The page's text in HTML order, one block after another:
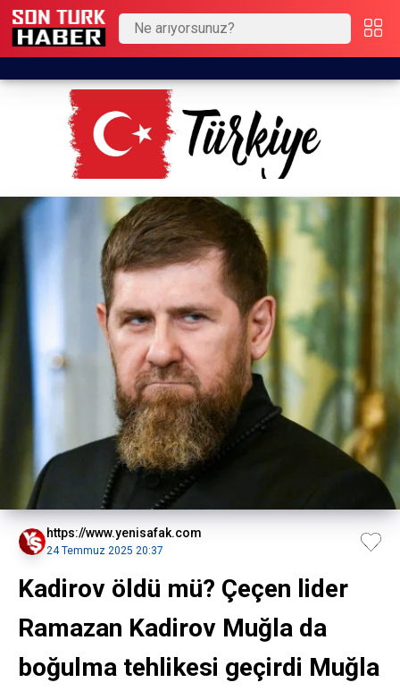
https://www.yenisafak.com
24 Temmuz 2025 20:37
Kadirov öldü mü? Çeçen lider
Ramazan Kadirov Muğla da
boğulma tehlikesi geçirdi Muğla